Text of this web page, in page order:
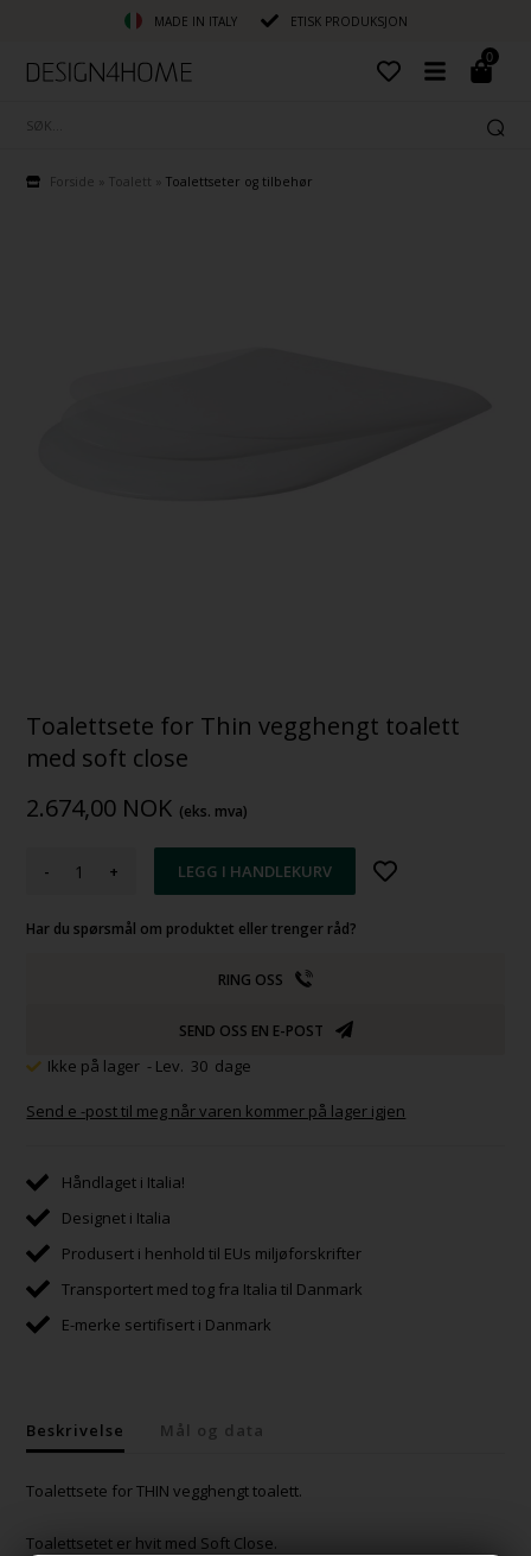
MADE IN ITALY ETISK PRODUKSJON
0
Forside Toalett »Toalettseter og tilbehør
Toalettsete for Thin vegghengt toalett
med soft close
2.674,00 NOK (eks. mva)
- +
Har du spørsmål om produktet eller trenger råd?
RING OSS
SEND OSS EN E-POST
Ikke på lager - Lev. 30 dage
Send e -post til meg når varen kommer på lager igjen
Håndlaget i Italia!
Designet i Italia
Produsert i henhold til EUs miljøforskrifter
Transportert med tog fra Italia til Danmark
E-merke sertifisert i Danmark
Beskrivelse Mål og data
Toalettsete for THIN vegghengt toalett.
Toalettsetet er hvit med Soft Close.